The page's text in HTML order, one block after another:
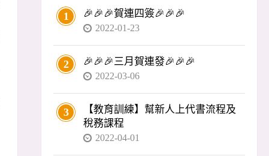
1 🎉🎉🎉賀連四簽🎉🎉🎉
2022-01-23
2 🎉🎉🎉三月賀連發🎉🎉🎉
2022-03-06
3
【教育訓練】幫新人上代書流程及
稅務課程
2022-04-01